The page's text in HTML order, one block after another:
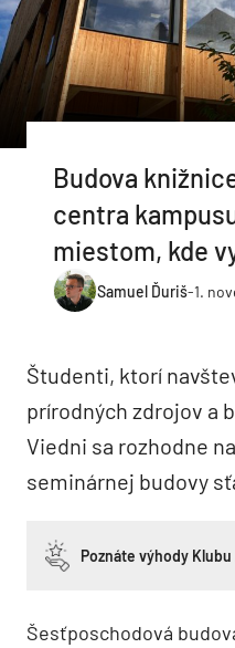
Budova
centra
miestom, kde
Samuel Ďuriš-1.
Študenti, ktorí
prírodných zdrojov a
Viedni sa rozhodne
seminárnej budovy
Poznáte výhody Klubu
Šesťposchodová